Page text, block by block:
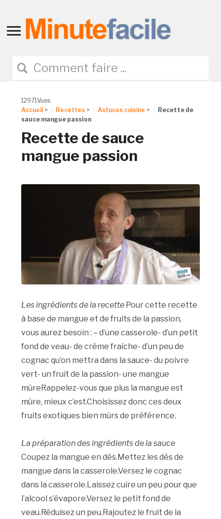
Toggle
navigation
12971Vues
Accueil > Recettes > Astuces cuisine >
Recette de
sauce mangue passion
Recette de sauce
mangue passion
Les ingrédients de la recette Pour cette recette
à base de mangue et de fruits de la passion,
vous aurez besoin : – d’une casserole- d’un petit
fond de veau- de crème fraîche- d’un peu de
cognac qu’on mettra dans la sauce- du poivre
vert- un fruit de la passion- une mangue
mûreRappelez-vous que plus la mangue est
mûre, mieux c’est.Choisissez donc ces deux
fruits exotiques bien mûrs de préférence.
La préparation des ingrédients de la sauce
Coupez la mangue en dés.Mettez les dés de
mangue dans la casserole.Versez le cognac
dans la casserole.Laissez cuire un peu pour que
l’alcool s’évapore.Versez le petit fond de
veau.Réduisez un peu.Rajoutez le fruit de la